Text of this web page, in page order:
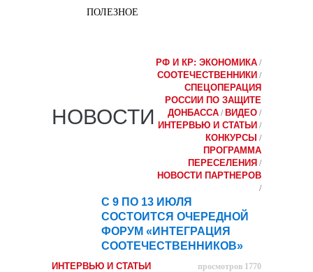
ПОЛЕЗНОЕ
НОВОСТИ
РФ И КР: ЭКОНОМИКА /
СООТЕЧЕСТВЕННИКИ /
СПЕЦОПЕРАЦИЯ
РОССИИ ПО ЗАЩИТЕ
ДОНБАССА / ВИДЕО /
ИНТЕРВЬЮ И СТАТЬИ /
КОНКУРСЫ /
ПРОГРАММА
ПЕРЕСЕЛЕНИЯ /
НОВОСТИ ПАРТНЕРОВ
/
С 9 ПО 13 ИЮЛЯ
СОСТОИТСЯ ОЧЕРЕДНОЙ
ФОРУМ «ИНТЕГРАЦИЯ
СООТЕЧЕСТВЕННИКОВ»
ИНТЕРВЬЮ И СТАТЬИ просмотров 1770